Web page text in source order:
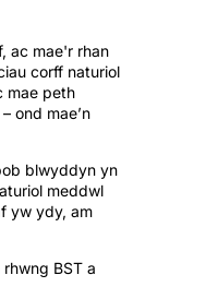
ac mae'r rhan
corff naturiol
mae peth
ond mae’n
blwyddyn yn
meddwl
yw ydy, am
BST a